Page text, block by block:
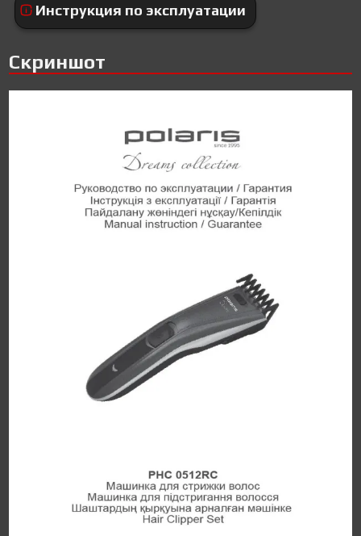
Инструкция по эксплуатации
Скриншот